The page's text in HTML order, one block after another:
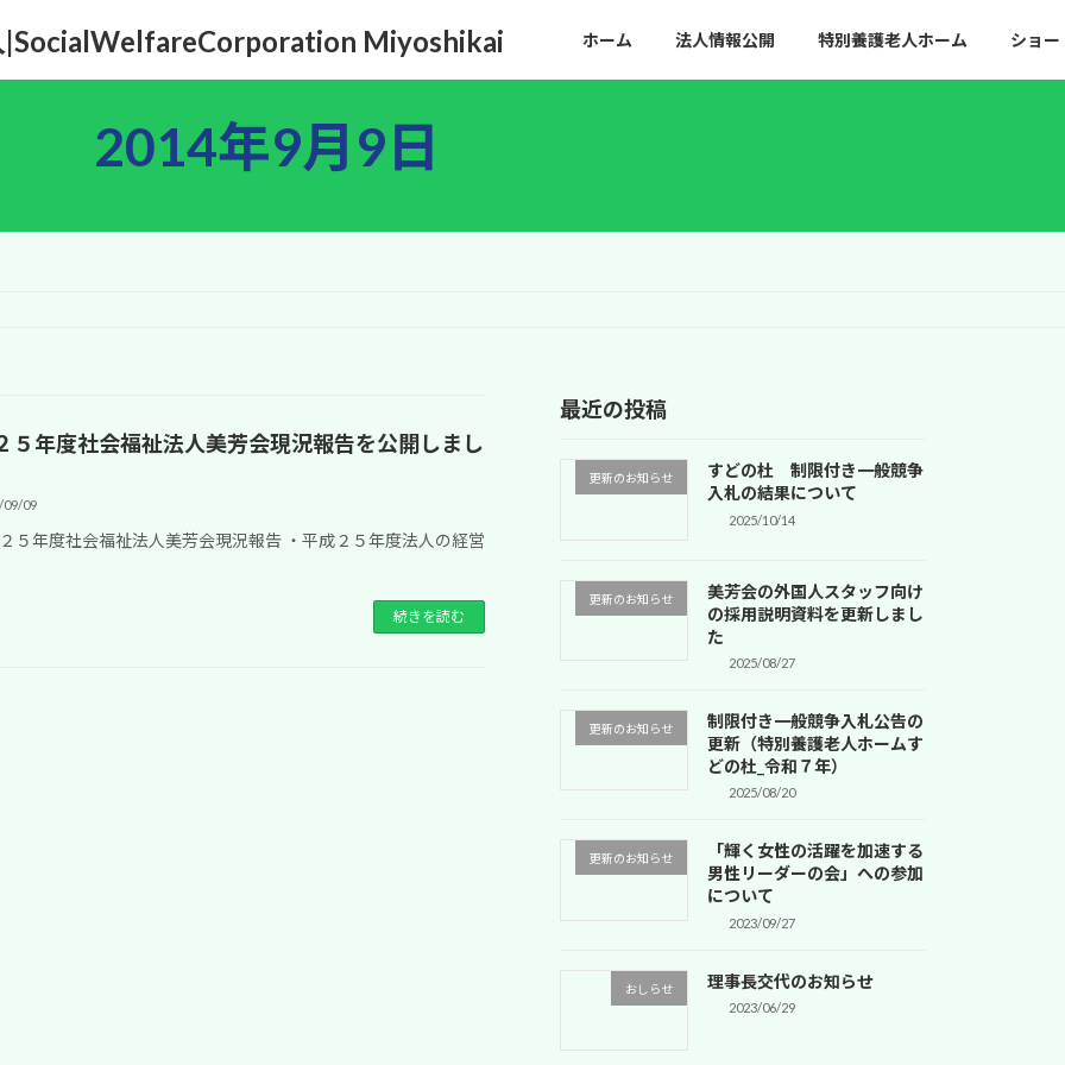
Miyoshikai ホーム 法人情報公開 特別養護老人ホーム ショ
2014年9月9日
５年度社会福祉法人美芳会現況報告を公開しまし
09/09
５年度社会福祉法人美芳会現況報告 ・平成２５年度法人の経営
続きを読む
最近の投稿
更新のお知らせ
すどの杜 制限付き一般競争
入札の結果について
2025/10/14
更新のお知らせ
美芳会の外国人スタッフ向け
の採用説明資料を更新しまし
た
2025/08/27
更新のお知らせ
制限付き一般競争入札公告の
更新（特別養護老人ホームす
どの杜_令和７年）
2025/08/20
更新のお知らせ
「輝く女性の活躍を加速する
男性リーダーの会」への参加
について
2023/09/27
おしらせ 理事長交代のお知らせ
2023/06/29